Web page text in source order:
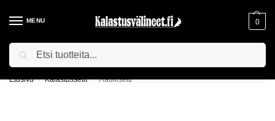
MENU 0
ILMAINEN TOIMITUS YLI 75€ TILAUKSILLE!
Etusivu / Kalastussetit / Haukisetti